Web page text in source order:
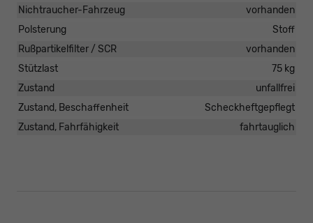
Nichtraucher-Fahrzeug
vorhanden
Polsterung
Stoff
Rußpartikelfilter / SCR
vorhanden
Stützlast
75 kg
Zustand
unfallfrei
Zustand, Beschaffenheit
Scheckheftgepflegt
Zustand, Fahrfähigkeit
fahrtauglich